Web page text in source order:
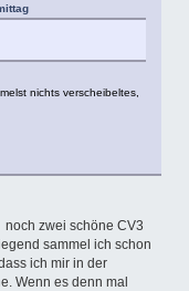
nichts verscheibeltes,
zwei schöne CV3
sammel ich schon
ich mir in der
Wenn es denn mal